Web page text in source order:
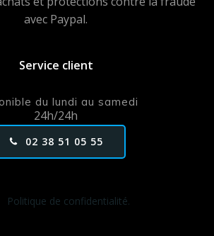
avec Paypal.
Service client
du lundi au samedi
24h/24h
02 38 51 05 55
Politique de confidentialité.